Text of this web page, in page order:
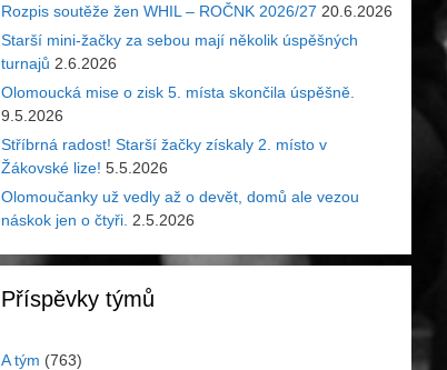
Rozpis soutěže žen WHIL – ROČNK 2026/27 20.6.2026
Starší mini-žačky za sebou mají několik úspěšných
turnajů 2.6.2026
Olomoucká mise o zisk 5. místa skončila úspěšně.
9.5.2026
Stříbrná radost! Starší žačky získaly 2. místo v
Žákovské lize! 5.5.2026
Olomoučanky už vedly až o devět, domů ale vezou
náskok jen o čtyři. 2.5.2026
Příspěvky týmů
A tým (763)